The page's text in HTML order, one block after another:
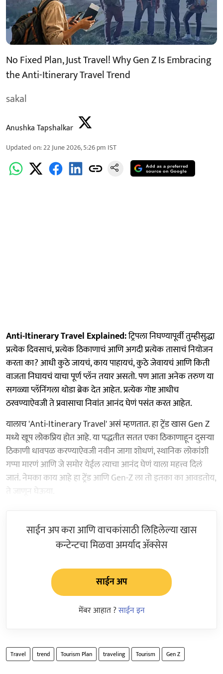
No Fixed Plan, Just Travel! Why Gen Z Is Embracing
the Anti-Itinerary Travel Trend
sakal
Anushka Tapshalkar
Updated on:22 June 2026, 5:26 pm IST
Add as a preferred
source on Google
Anti-Itinerary Travel Explained:ट्रिपला निघण्यापूर्वी तुम्हीसुद्धा
प्रत्येक दिवसाचं, प्रत्येक ठिकाणाचं आणि अगदी प्रत्येक तासाचं नियोजन
करता का? आधी कुठे जायचं, काय पाहायचं, कुठे जेवायचं आणि किती
वाजता निघायचं याचा पूर्ण प्लॅन तयार असतो. पण आता अनेक तरुण या
सगळ्या प्लॅनिंगला थोडा ब्रेक देत आहेत. प्रत्येक गोष्ट आधीच
ठरवण्याऐवजी ते प्रवासाचा निवांत आनंद घेणं पसंत करत आहेत.
यालाच 'Anti-Itinerary Travel' असं म्हणतात. हा ट्रेंड खास Gen Z
मध्ये खूप लोकप्रिय होत आहे. या पद्धतीत सतत एका ठिकाणाहून दुसऱ्या
ठिकाणी धावपळ करण्याऐवजी नवीन जागा शोधणं, स्थानिक लोकांशी
गप्पा मारणं आणि जे समोर येईल त्याचा आनंद घेणं याला महत्त्व दिलं
जातं. नेमका काय आहे हा ट्रेंड आणि Gen-Z ला तो इतका का आवडतोय,
ते जाणून घेऊया.
साईन अप करा आणि वाचकांसाठी लिहिलेल्या खास
कन्टेन्टचा मिळवा अमर्याद ॲक्सेस
साईन अप
मेंबर आहात ?साईन इन
Travel trend Tourism Plan traveling Tourism Gen Z